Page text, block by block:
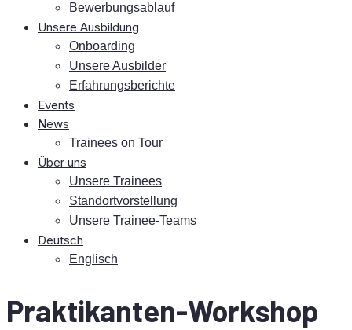
Be­wer­bungs­ab­lauf
Un­se­re Ausbildung
On­boar­ding
Un­se­re Ausbilder
Er­fah­rungs­be­rich­te
Events
News
Trai­nees on Tour
Über uns
Un­se­re Trainees
Stand­ort­vor­stel­lung
Un­se­re Trainee-Teams
Deutsch
Eng­lisch
Prak­ti­kan­ten-Work­shop